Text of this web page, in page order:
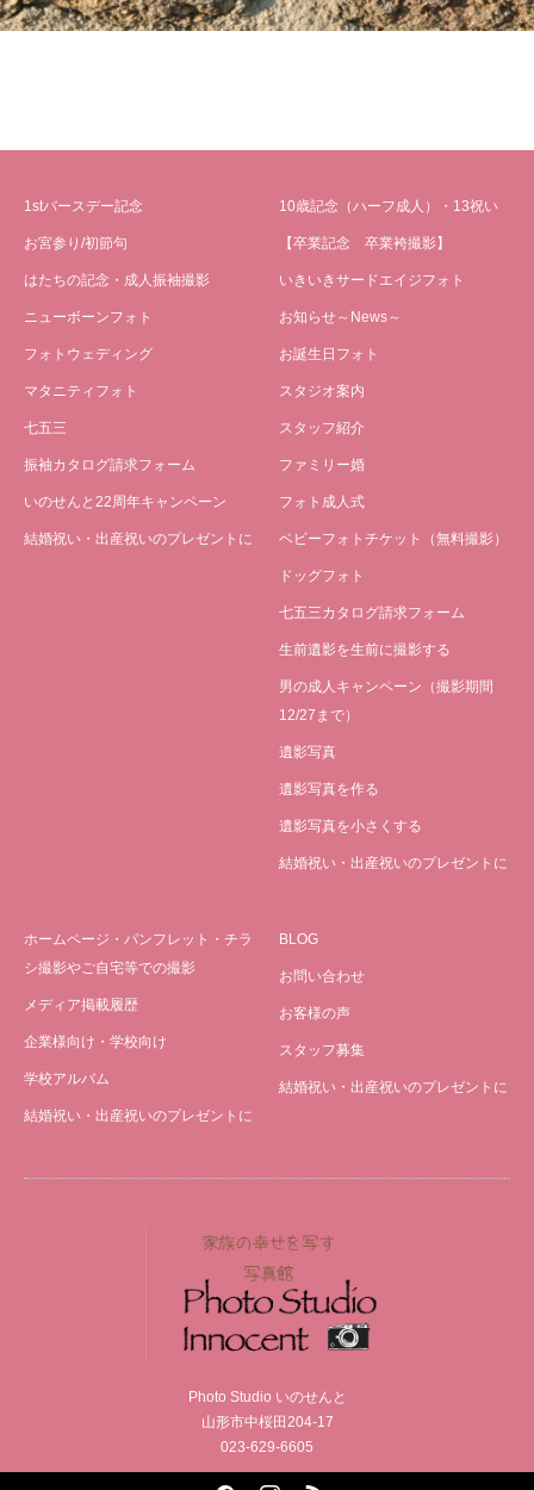
1stバースデー記念
お宮参り/初節句
はたちの記念・成人振袖撮影
ニューボーンフォト
フォトウェディング
マタニティフォト
七五三
振袖カタログ請求フォーム
いのせんと22周年キャンペーン
結婚祝い・出産祝いのプレゼントに
10歳記念（ハーフ成人）・13祝い
【卒業記念 卒業袴撮影】
いきいきサードエイジフォト
お知らせ～News～
お誕生日フォト
スタジオ案内
スタッフ紹介
ファミリー婚
フォト成人式
ベビーフォトチケット（無料撮影）
ドッグフォト
七五三カタログ請求フォーム
生前遺影を生前に撮影する
男の成人キャンペーン（撮影期間
12/27まで）
遺影写真
遺影写真を作る
遺影写真を小さくする
結婚祝い・出産祝いのプレゼントに
ホームページ・パンフレット・チラ
シ撮影やご自宅等での撮影
メディア掲載履歴
企業様向け・学校向け
学校アルバム
結婚祝い・出産祝いのプレゼントに
BLOG
お問い合わせ
お客様の声
スタッフ募集
結婚祝い・出産祝いのプレゼントに
Photo Studio いのせんと
山形市中桜田204-17
023-629-6605